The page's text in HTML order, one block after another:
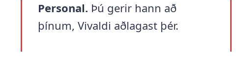
Personal. Þú gerir hann að
þínum, Vivaldi aðlagast þér.